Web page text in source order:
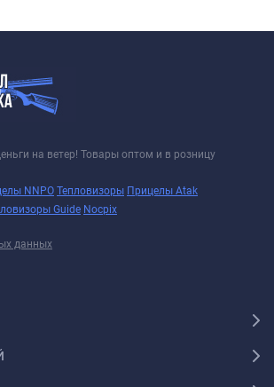
на ветер! Товары оптом и в розницу
NNPO Тепловизоры Прицелы Atak
Guide Nocpix
данных